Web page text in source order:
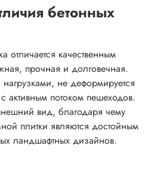
бетонных
отличается качественным
прочная и долговечная.
не деформируется
активным потоком пешеходов.
вид, благодаря чему
плитки являются достойным
ландшафтных дизайнов.